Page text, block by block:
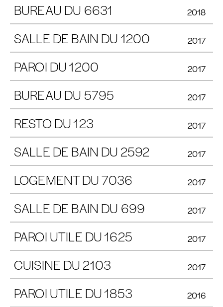
BUREAU DU 6631 2018
SALLE DE BAIN DU 1200 2017
PAROI DU 1200 2017
BUREAU DU 5795 2017
RESTO DU 123 2017
SALLE DE BAIN DU 2592 2017
LOGEMENT DU 7036 2017
SALLE DE BAIN DU 699 2017
PAROI UTILE DU 1625 2017
CUISINE DU 2103 2017
PAROI UTILE DU 1853 2016